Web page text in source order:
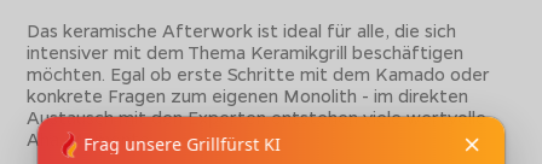
Das keramische Afterwork ist ideal für alle, die sich
intensiver mit dem Thema Keramikgrill beschäftigen
möchten. Egal ob erste Schritte mit dem Kamado oder
konkrete Fragen zum eigenen Monolith - im direkten
Austausch mit den Experten entstehen viele wertvolle
Aha-Momente.